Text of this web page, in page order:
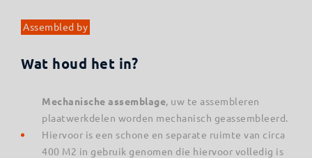
Assembled by
Wat houd het in?
Mechanische assemblage, uw te assembleren
plaatwerkdelen worden mechanisch geassembleerd.
Hiervoor is een schone en separate ruimte van circa
400 M2 in gebruik genomen die hiervoor volledig is